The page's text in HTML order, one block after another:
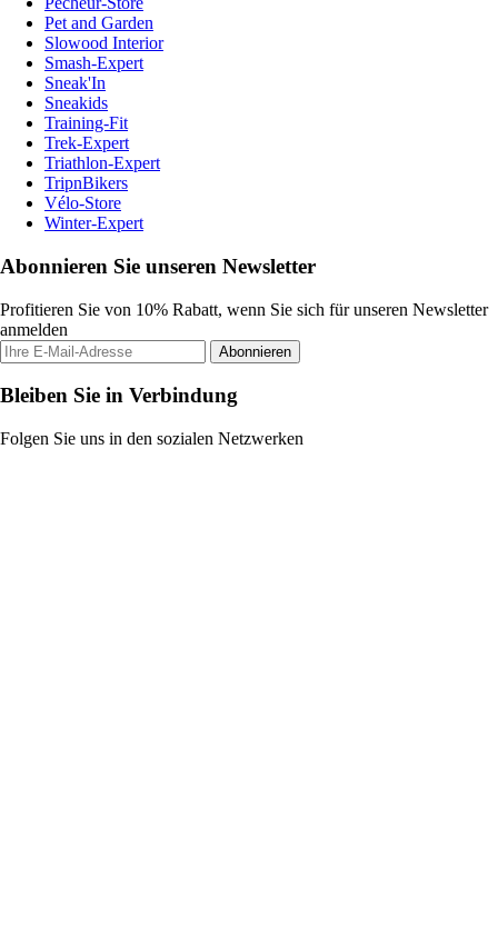
Pet and Garden
Slowood Interior
Smash-Expert
Sneak'In
Sneakids
Training-Fit
Trek-Expert
Triathlon-Expert
TripnBikers
Vélo-Store
Winter-Expert
Abonnieren Sie unseren Newsletter
Profitieren Sie von 10% Rabatt, wenn Sie sich für unseren Newsletter
anmelden
Abonnieren
Bleiben Sie in Verbindung
Folgen Sie uns in den sozialen Netzwerken